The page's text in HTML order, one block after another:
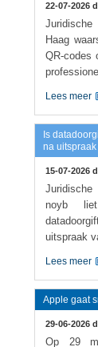
22-07-2026
Haag
QR-codes
Lees meer
Is
na
15-07-2026
Juridische
noyb
uitspraak
Lees meer
Apple gaat
29-06-2026
Op 29